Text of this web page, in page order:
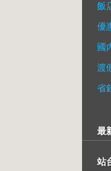
飯
優
國
渡
省
最
站